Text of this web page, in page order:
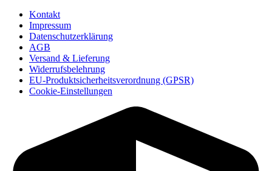
Kontakt
Impressum
Datenschutzerklärung
AGB
Versand & Lieferung
Widerrufsbelehrung
EU-Produktsicherheitsverordnung (GPSR)
Cookie-Einstellungen